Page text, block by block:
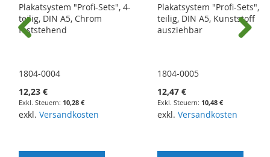
Plakatsystem "Profi-Sets", 4-
teilig, DIN A5, Chrom
feststehend
1804-0004
12,23 €
10,28 €
exkl. Versandkosten
Plakatsystem "Profi-Sets", 4-
teilig, DIN A5, Kunststoff
ausziehbar
1804-0005
12,47 €
10,48 €
exkl. Versandkosten